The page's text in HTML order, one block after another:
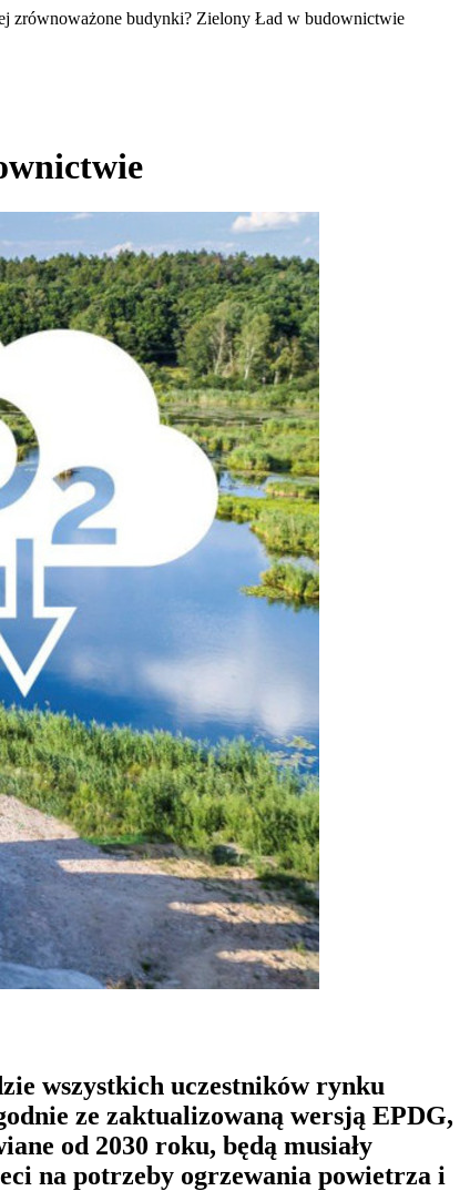
zrównoważone budynki? Zielony Ład w budownictwie
wszystkich uczestników rynku
ze zaktualizowaną wersją EPDG,
od 2030 roku, będą musiały
na potrzeby ogrzewania powietrza i